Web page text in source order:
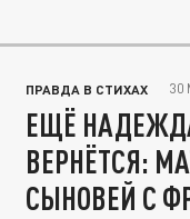
ПРАВДА В СТИХАХ 30
ЕЩЁ
ВЕРНЁТСЯ:
СЫНОВЕЙ С